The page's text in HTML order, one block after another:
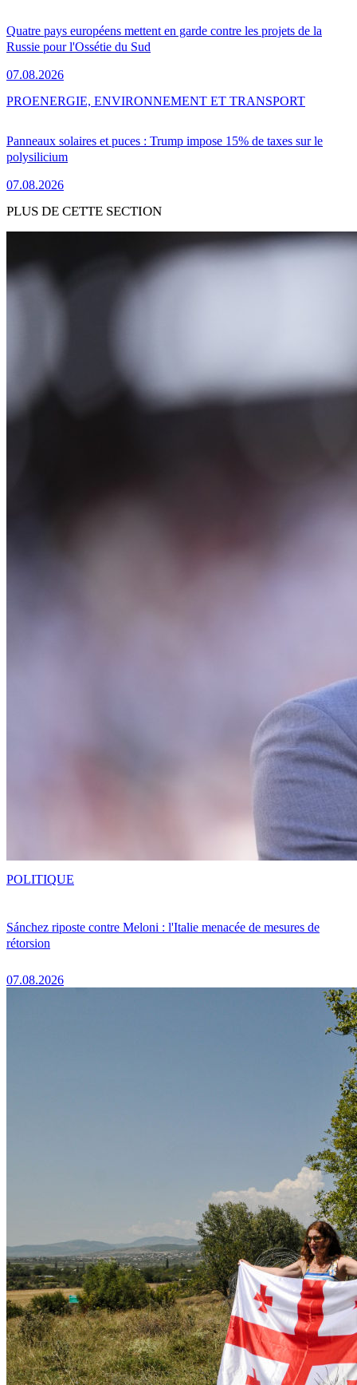
Quatre pays européens mettent en garde contre les projets de la
Russie pour l'Ossétie du Sud
07.08.2026
Panneaux solaires et puces : Trump impose 15% de taxes sur le
polysilicium
07.08.2026
PROENERGIE, ENVIRONNEMENT ET TRANSPORT
PLUS DE CETTE SECTION
Sánchez riposte contre Meloni : l'Italie menacée de mesures de
rétorsion
07.08.2026
POLITIQUE